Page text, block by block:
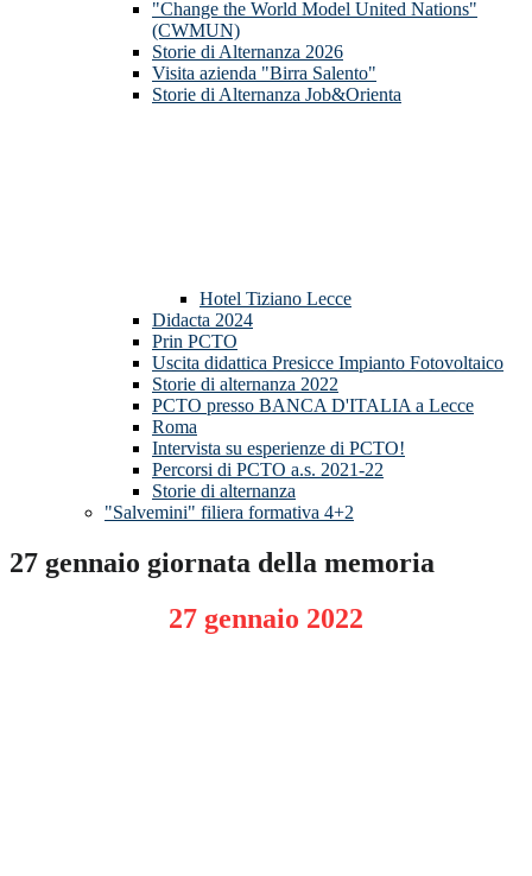
"Change the World Model United Nations"
(CWMUN)
Storie di Alternanza 2026
Visita azienda "Birra Salento"
Storie di Alternanza Job&Orienta
Hotel Tiziano Lecce
Didacta 2024
Prin PCTO
Uscita didattica Presicce Impianto Fotovoltaico
Storie di alternanza 2022
PCTO presso BANCA D'ITALIA a Lecce
Roma
Intervista su esperienze di PCTO!
Percorsi di PCTO a.s. 2021-22
Storie di alternanza
"Salvemini" filiera formativa 4+2
27 gennaio giornata della memoria
27 gennaio 2022